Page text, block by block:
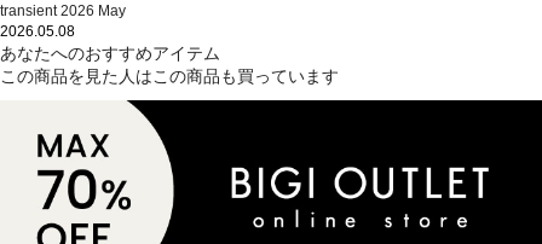
transient 2026 May
2026.05.08
あなたへのおすすめアイテム
この商品を見た人はこの商品も買っています